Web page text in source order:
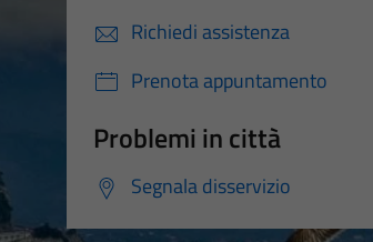
Richiedi assistenza
Prenota appuntamento
Problemi in città
Segnala disservizio